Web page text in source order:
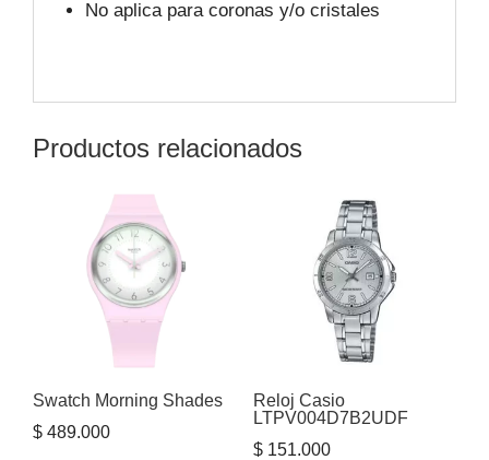
No aplica para coronas y/o cristales
Productos relacionados
Swatch Morning Shades
$ 489.000
Reloj Casio
LTPV004D7B2UDF
$151.000